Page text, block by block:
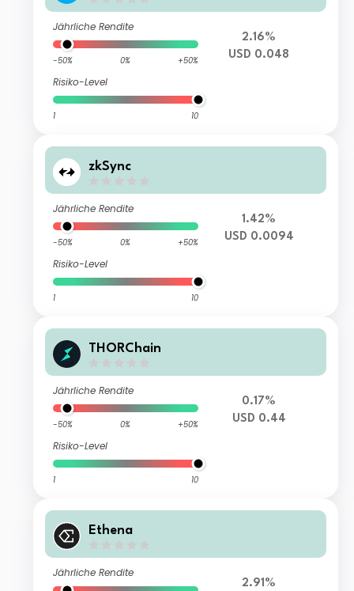
Jährliche Rendite
-50% 0% +50%
Risiko-Level
1 10
2.16%
USD 0.048
zkSync
Jährliche Rendite
-50% 0% +50%
Risiko-Level
1 10
1.42%
USD 0.0094
THORChain
Jährliche Rendite
-50% 0% +50%
Risiko-Level
1 10
0.17%
USD 0.44
Ethena
Jährliche Rendite
2.91%